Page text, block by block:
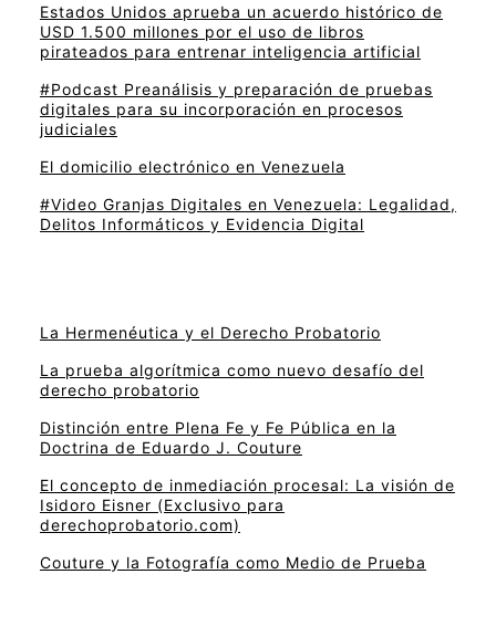
Estados Unidos aprueba un acuerdo histórico de
USD 1.500 millones por el uso de libros
pirateados para entrenar inteligencia artificial
#Podcast Preanálisis y preparación de pruebas
digitales para su incorporación en procesos
judiciales
El domicilio electrónico en Venezuela
#Video Granjas Digitales en Venezuela: Legalidad,
Delitos Informáticos y Evidencia Digital
La Hermenéutica y el Derecho Probatorio
La prueba algorítmica como nuevo desafío del
derecho probatorio
Distinción entre Plena Fe y Fe Pública en la
Doctrina de Eduardo J. Couture
El concepto de inmediación procesal: La visión de
Isidoro Eisner (Exclusivo para
derechoprobatorio.com)
Couture y la Fotografía como Medio de Prueba